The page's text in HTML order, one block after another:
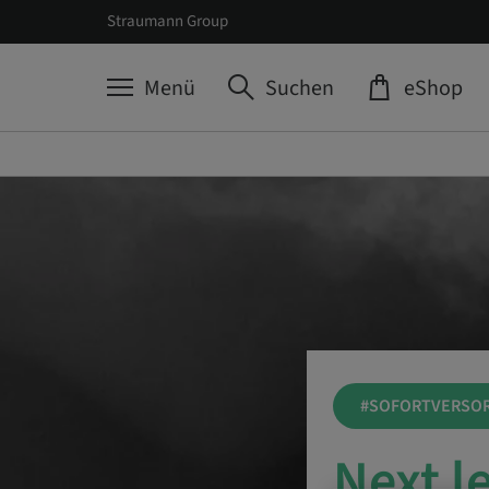
Straumann Group
Menü Suchen eShop